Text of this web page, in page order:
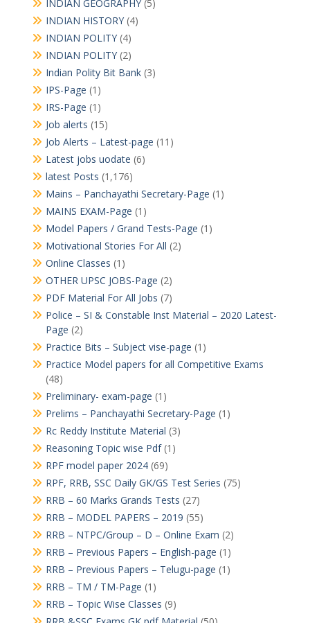
INDIAN GEOGRAPHY(5)
INDIAN HISTORY(4)
INDIAN POLITY(4)
INDIAN POLITY(2)
Indian Polity Bit Bank(3)
IPS-Page (1)
IRS-Page (1)
Job alerts (15)
Job Alerts – Latest-page (11)
Latest jobs uodate (6)
latest Posts (1,176)
Mains – Panchayathi Secretary-Page (1)
MAINS EXAM-Page (1)
Model Papers / Grand Tests-Page (1)
Motivational Stories For All (2)
Online Classes (1)
OTHER UPSC JOBS-Page (2)
PDF Material For All Jobs (7)
Police – SI & Constable Inst Material – 2020 Latest-
Page (2)
Practice Bits – Subject vise-page (1)
Practice Model papers for all Competitive Exams
(48)
Preliminary- exam-page (1)
Prelims – Panchayathi Secretary-Page (1)
Rc Reddy Institute Material (3)
Reasoning Topic wise Pdf(1)
RPF model paper 2024(69)
RPF, RRB, SSC Daily GK/GS Test Series (75)
RRB – 60 Marks Grands Tests (27)
RRB – MODEL PAPERS – 2019 (55)
RRB – NTPC/Group – D – Online Exam (2)
RRB – Previous Papers – English-page (1)
RRB – Previous Papers – Telugu-page (1)
RRB – TM / TM-Page (1)
RRB – Topic Wise Classes (9)